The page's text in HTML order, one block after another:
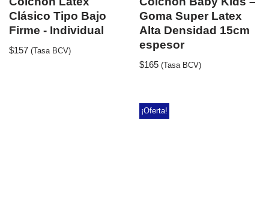
Clásico Tipo Bajo
Firme - Individual
$157 (Tasa BCV)
Goma Super Latex
Alta Densidad 15cm
espesor
$165 (Tasa BCV)
¡Oferta!